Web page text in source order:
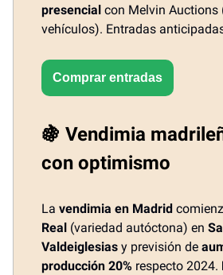
presencial con Melvin Auctions
vehículos). Entradas
Comprar entradas
🍇 Vendimia
con optimismo
La vendimia en Madrid
Real (variedad autóctona) en
Valdeiglesias y previsión de
producción 20% respecto 2024.